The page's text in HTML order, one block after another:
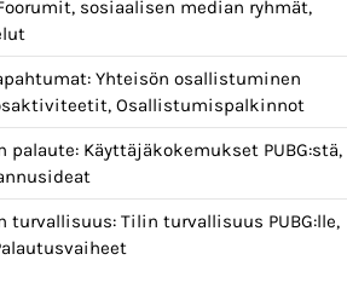
sosiaalisen median ryhmät,
Yhteisön osallistuminen
Osallistumispalkinnot
palaute: Käyttäjäkokemukset PUBG:stä,
turvallisuus: Tilin turvallisuus PUBG:lle,